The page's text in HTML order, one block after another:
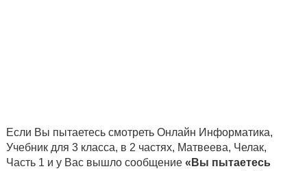
Если Вы пытаетесь смотреть Онлайн Информатика,
Учебник для 3 класса, в 2 частях, Матвеева, Челак,
Часть 1 и у Вас вышло сообщение «Вы пытаетесь